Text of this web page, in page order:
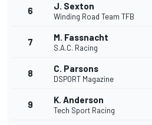
6 J. Sexton
Winding Road Team TFB
7 M. Fassnacht
S.A.C. Racing
8 C. Parsons
DSPORT Magazine
9 K. Anderson
Tech Sport Racing